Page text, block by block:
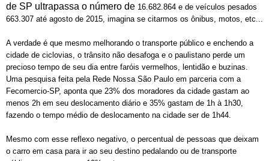
de SP ultrapassa o número de 16.682.864 e de veículos pesados
663.307 até agosto de 2015, imagina se citarmos os ônibus, motos, etc...
A verdade é que mesmo melhorando o transporte público e enchendo a
cidade de ciclovias, o trânsito não desafoga e o paulistano perde um
precioso tempo de seu dia entre faróis vermelhos, lentidão e buzinas.
Uma pesquisa feita pela Rede Nossa São Paulo em parceria com a
Fecomercio-SP, aponta que 23% dos moradores da cidade gastam ao
menos 2h em seu deslocamento diário e 35% gastam de 1h à 1h30,
fazendo o tempo médio de deslocamento na cidade ser de 1h44.
Mesmo com esse reflexo negativo, o percentual de pessoas que deixam
o carro em casa para ir ao seu destino pedalando ou de transporte